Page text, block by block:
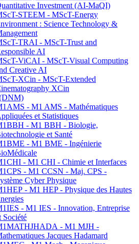
Investment (AI-MaQI)
STEEM - MScT-Energy
: Science Technology &
TRAI - MScT-Trust and
AI
ViCAI - MScT-Visual Computing
Creative AI
XCin - MScT-Extended
XCin
- M1 AMS - Mathématiques
et Statistiques
- M1 BBH - Biologie,
et Santé
- M1 BME - Ingénierie
- M1 CHI - Chimie et Interfaces
- M1 CCSN - Maj. CPS -
Cyber Physique
- M1 HEP - Physique des Hautes
- M1 IES - Innovation, Entreprise
Société
- M1 MJH -
Jacques Hadamard